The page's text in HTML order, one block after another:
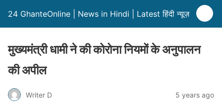
24 GhanteOnline | News in Hindi | Latest हिंदी न्यूज़
मुख्यमंत्री धामी ने की कोरोना नियमों के अनुपालन
की अपील
Writer D 5 years ago